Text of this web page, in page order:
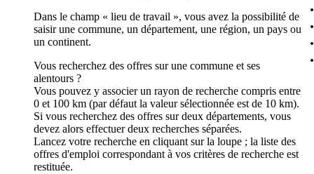
Dans le champ « lieu de travail », vous avez la possibilité de
saisir une commune, un département, une région, un pays ou
un continent.
Vous recherchez des offres sur une commune et ses
alentours ?
Vous pouvez y associer un rayon de recherche compris entre
0 et 100 km (par défaut la valeur sélectionnée est de 10 km).
Si vous recherchez des offres sur deux départements, vous
devez alors effectuer deux recherches séparées.
Lancez votre recherche en cliquant sur la loupe ; la liste des
offres d'emploi correspondant à vos critères de recherche est
restituée.